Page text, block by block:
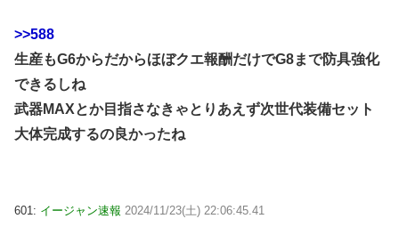
>>588
生産もG6からだからほぼクエ報酬だけでG8まで防具強化
できるしね
武器MAXとか目指さなきゃとりあえず次世代装備セット
大体完成するの良かったね
601: イージャン速報 2024/11/23(土) 22:06:45.41